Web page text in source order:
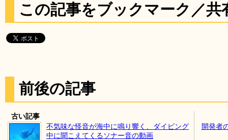
この記事をブックマーク／共
前後の記事
古い記事
不気味な怪音が海中に鳴り響く、ダイビング
中に聞こえてくるソナー音の動画
開発者